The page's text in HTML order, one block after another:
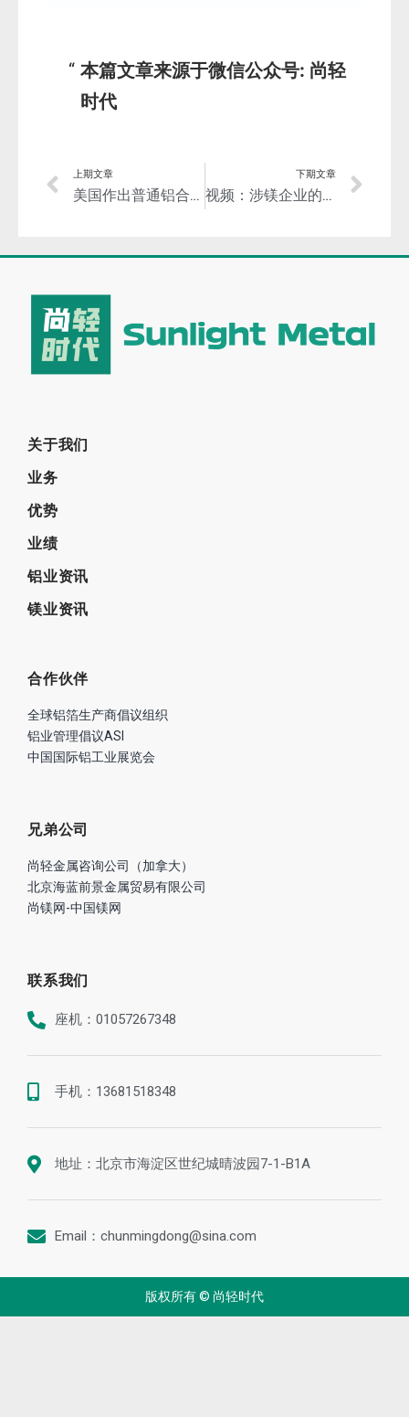
本篇文章来源于微信公众号: 尚轻
时代
上期文章
美国作出普通铝合金板双反产业损害终裁
下期文章
视频：涉镁企业的气膜料场方案—高效创建绿色镁厂！
关于我们
业务
优势
业绩
铝业资讯
镁业资讯
合作伙伴
全球铝箔生产商倡议组织
铝业管理倡议ASI
中国国际铝工业展览会
兄弟公司
尚轻金属咨询公司（加拿大）
北京海蓝前景金属贸易有限公司
尚镁网-中国镁网
联系我们
座机：01057267348
手机：13681518348
地址：北京市海淀区世纪城晴波园7-1-B1A
Email：chunmingdong@sina.com
版权所有 © 尚轻时代